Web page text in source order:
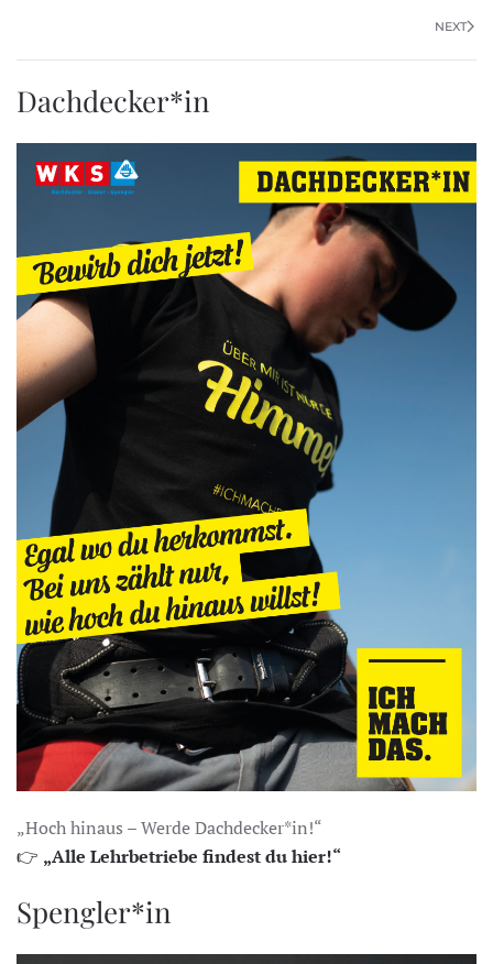
NEXT
Dachdecker*in
„Hoch hinaus – Werde Dachdecker*in!“
👉 „Alle Lehrbetriebe findest du hier!“
Spengler*in